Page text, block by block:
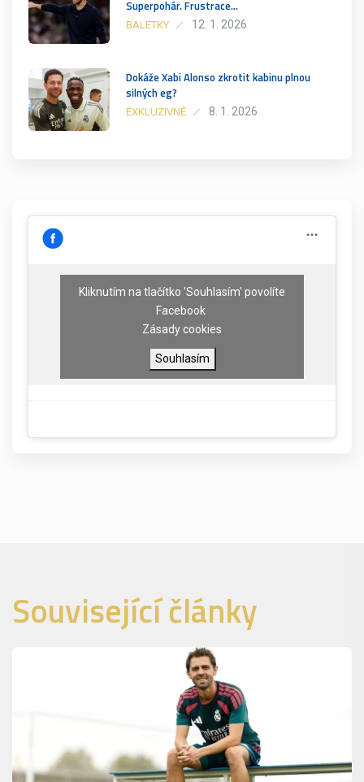
Superpohár. Frustrace…
BALETKY 12. 1. 2026
Dokáže Xabi Alonso zkrotit kabinu plnou
silných eg?
EXKLUZIVNĚ 8. 1. 2026
Kliknutím na tlačítko 'Souhlasím' povolíte
Facebook
Zásady cookies
Souhlasím
Související články